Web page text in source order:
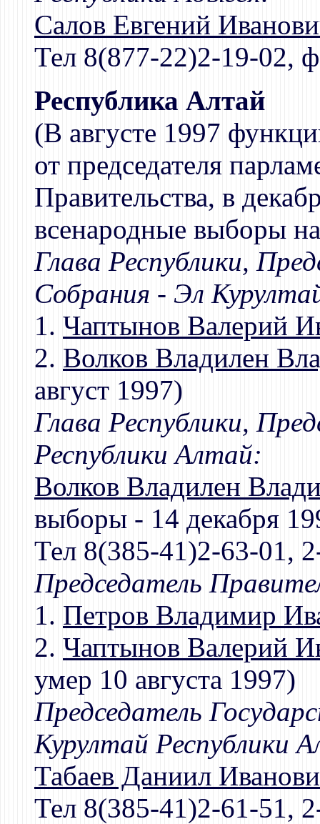
Салов Евгений
Тел 8(877-22)2-19-02,
Республика Алтай
(В августе 1997
от председателя
Правительства, в
всенародные выборы
Глава Республики,
Собрания - Эл
1. Чаптынов Валерий
2. Волков Владилен
август 1997)
Глава Республики,
Республики Алтай:
Волков Владилен
выборы - 14 декабря
Тел 8(385-41)2-63-01,
Председатель
1. Петров Владимир
2. Чаптынов Валерий
умер 10 августа 1997)
Председатель
Курултай Республики
Табаев Даниил
Тел 8(385-41)2-61-51,